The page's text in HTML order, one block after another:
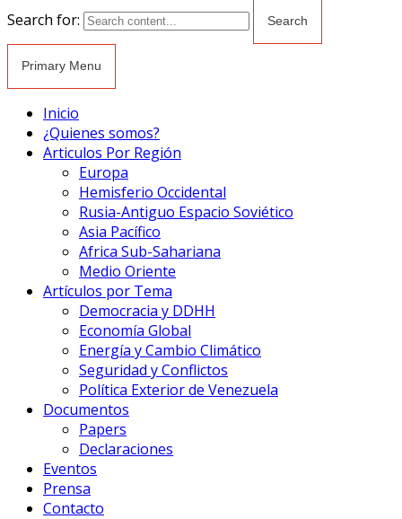
Search for:
Primary Menu
Inicio
¿Quienes somos?
Articulos Por Región
Europa
Hemisferio Occidental
Rusia-Antiguo Espacio Soviético
Asia Pacífico
Africa Sub-Sahariana
Medio Oriente
Artículos por Tema
Democracia y DDHH
Economía Global
Energía y Cambio Climático
Seguridad y Conflictos
Política Exterior de Venezuela
Documentos
Papers
Declaraciones
Eventos
Prensa
Contacto